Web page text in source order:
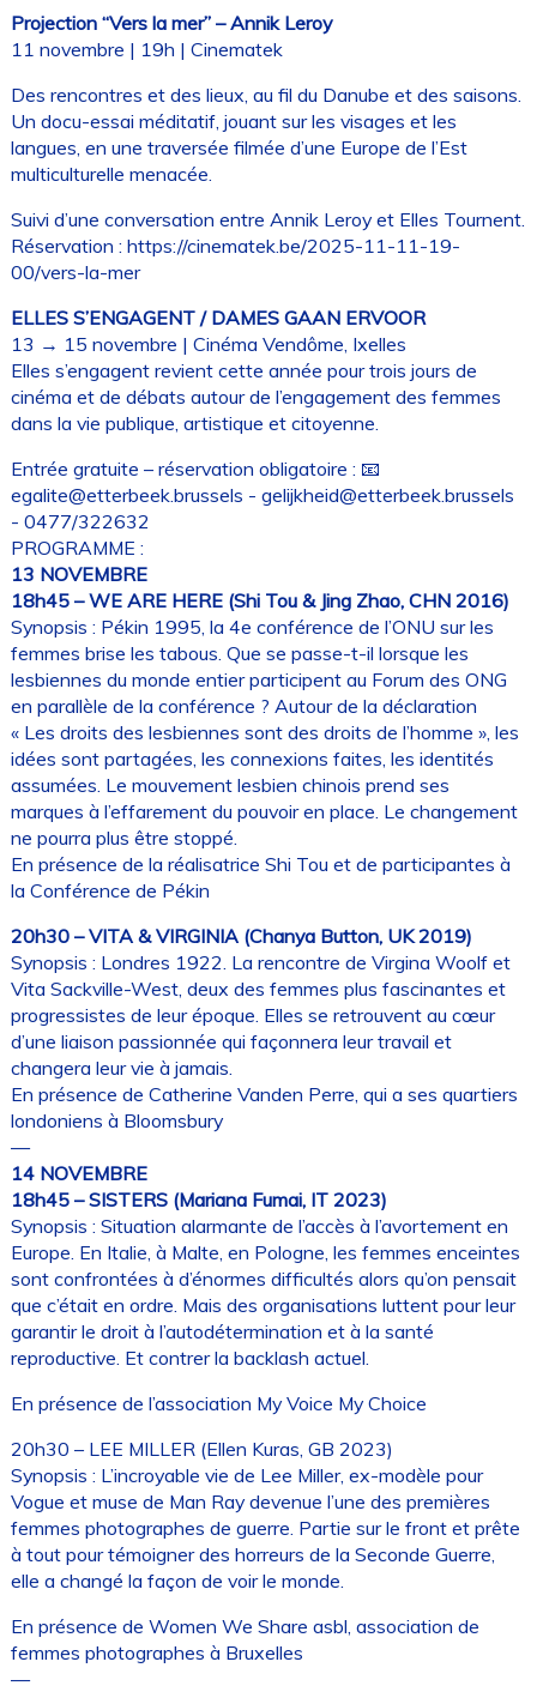
Projection “Vers la mer” – Annik Leroy
11 novembre | 19h | Cinematek
Des rencontres et des lieux, au fil du Danube et des saisons.
Un docu-essai méditatif, jouant sur les visages et les
langues, en une traversée filmée d’une Europe de l’Est
multiculturelle menacée.
Suivi d’une conversation entre Annik Leroy et Elles Tournent.
Réservation :https://cinematek.be/2025-11-11-19-
00/vers-la-mer
ELLES S’ENGAGENT / DAMES GAAN ERVOOR
13 → 15 novembre | Cinéma Vendôme, Ixelles
Elles s’engagent revient cette année pour trois jours de
cinéma et de débats autour de l’engagement des femmes
dans la vie publique, artistique et citoyenne.
Entrée gratuite – réservation obligatoire : 📧
egalite@etterbeek.brussels - gelijkheid@etterbeek.brussels
- 0477/322632
PROGRAMME :
13 NOVEMBRE
18h45 – WE ARE HERE (Shi Tou & Jing Zhao, CHN 2016)
Synopsis : Pékin 1995, la 4e conférence de l’ONU sur les
femmes brise les tabous. Que se passe-t-il lorsque les
lesbiennes du monde entier participent au Forum des ONG
en parallèle de la conférence ? Autour de la déclaration
« Les droits des lesbiennes sont des droits de l’homme », les
idées sont partagées, les connexions faites, les identités
assumées. Le mouvement lesbien chinois prend ses
marques à l’effarement du pouvoir en place. Le changement
ne pourra plus être stoppé.
En présence de la réalisatrice Shi Tou et de participantes à
la Conférence de Pékin
20h30 – VITA & VIRGINIA (Chanya Button, UK 2019)
Synopsis : Londres 1922. La rencontre de Virgina Woolf et
Vita Sackville-West, deux des femmes plus fascinantes et
progressistes de leur époque. Elles se retrouvent au cœur
d’une liaison passionnée qui façonnera leur travail et
changera leur vie à jamais.
En présence de Catherine Vanden Perre, qui a ses quartiers
londoniens à Bloomsbury
—
14 NOVEMBRE
18h45 – SISTERS (Mariana Fumai, IT 2023)
Synopsis : Situation alarmante de l’accès à l’avortement en
Europe. En Italie, à Malte, en Pologne, les femmes enceintes
sont confrontées à d’énormes difficultés alors qu’on pensait
que c’était en ordre. Mais des organisations luttent pour leur
garantir le droit à l’autodétermination et à la santé
reproductive. Et contrer la backlash actuel.
En présence de l’association My Voice My Choice
20h30 – LEE MILLER (Ellen Kuras, GB 2023)
Synopsis : L’incroyable vie de Lee Miller, ex-modèle pour
Vogue et muse de Man Ray devenue l’une des premières
femmes photographes de guerre. Partie sur le front et prête
à tout pour témoigner des horreurs de la Seconde Guerre,
elle a changé la façon de voir le monde.
En présence de Women We Share asbl, association de
femmes photographes à Bruxelles
—